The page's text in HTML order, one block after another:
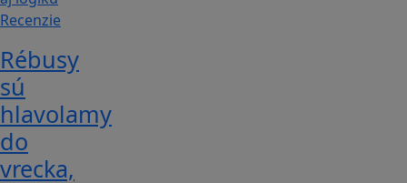
Recenzie
Rébusy
sú
hlavolamy
do
vrecka,